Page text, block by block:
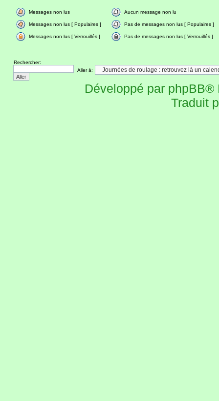
Messages non lus Aucun message non lu
Messages non lus [ Populaires ] Pas de messages non lus [ Populaires ]
Messages non lus [ Verrouillés ] Pas de messages non lus [ Verrouillés ]
Rechercher:
Aller à:
Développé par phpBB®
Traduit